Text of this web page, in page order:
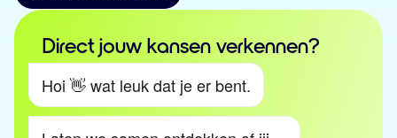
Direct jouw kansen verkennen?
Hoi 👋 wat leuk dat je er bent.